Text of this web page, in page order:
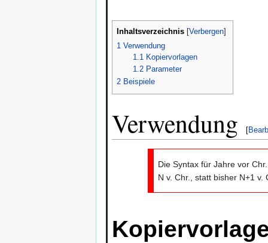
Inhaltsverzeichnis [Verbergen]
1 Verwendung
1.1 Kopiervorlagen
1.2 Parameter
2 Beispiele
Verwendung [
Die Syntax für Jahre vor
N v. Chr., statt bisher N+1 v.